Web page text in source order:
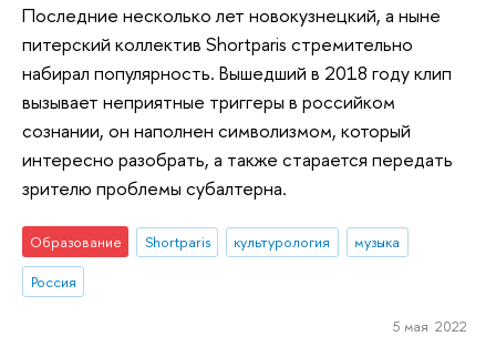
Последние несколько лет новокузнецкий, а ныне
питерский коллектив Shortparis стремительно
набирал популярность. Вышедший в 2018 году клип
вызывает неприятные триггеры в российком
сознании, он наполнен символизмом, который
интересно разобрать, а также старается передать
зрителю проблемы субалтерна.
Образование Shortparis культурология
музыка
Россия
5 мая 2022